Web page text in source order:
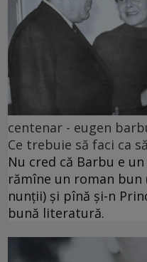
centenar - eugen
Ce trebuie să faci ca
Nu cred că Barbu e
rămîne un roman bun
nunții) și pînă și-n
bună literatură.